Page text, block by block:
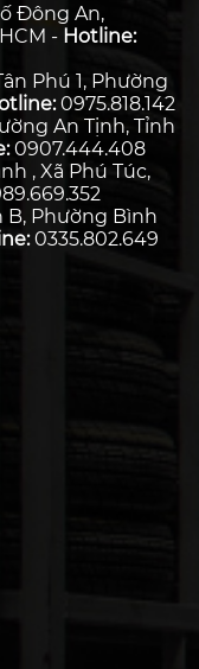
Đông An,
- Hotline:
Phú 1, Phường
0975.818.142
An Tịnh, Tỉnh
0907.444.408
, Xã Phú Túc,
B, Phường Bình
0335.802.649